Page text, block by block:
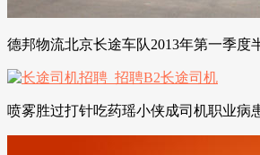
德邦物流北京长途车队2013年第一季度
喷雾胜过打针吃药瑶小侠成司机职业病